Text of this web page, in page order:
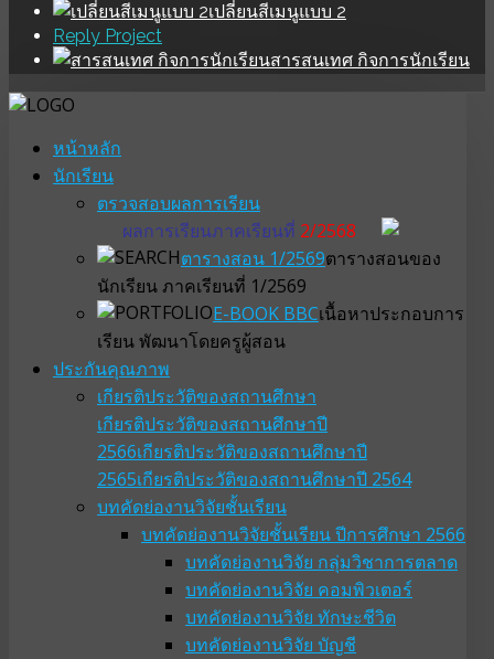
เปลี่ยนสีเมนูแบบ 2
Reply Project
สารสนเทศ กิจการนักเรียน
หน้าหลัก
นักเรียน
ตรวจสอบผลการเรียน
ผลการเรียนภาคเรียนที่ 2/2568
ตารางสอน 1/2569ตารางสอนของ
นักเรียน ภาคเรียนที่ 1/2569
E-BOOK BBCเนื้อหาประกอบการ
เรียน พัฒนาโดยครูผู้สอน
ประกันคุณภาพ
เกียรติประวัติของสถานศึกษา
เกียรติประวัติของสถานศึกษาปี
2566เกียรติประวัติของสถานศึกษาปี
2565เกียรติประวัติของสถานศึกษาปี 2564
บทคัดย่องานวิจัยชั้นเรียน
บทคัดย่องานวิจัยชั้นเรียน ปีการศึกษา 2566
บทคัดย่องานวิจัย กลุ่มวิชาการตลาด
บทคัดย่องานวิจัย คอมพิวเตอร์
บทคัดย่องานวิจัย ทักษะชีวิต
บทคัดย่องานวิจัย บัญชี